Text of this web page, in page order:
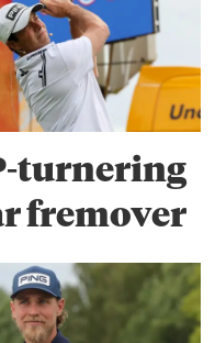
turnering
fremover